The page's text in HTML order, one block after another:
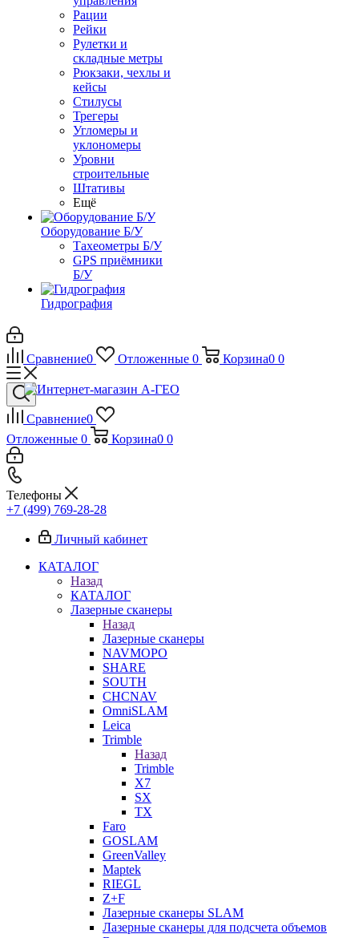
Рации
Рейки
Рулетки и
складные метры
Рюкзаки, чехлы и
кейсы
Стилусы
Трегеры
Угломеры и
уклономеры
Уровни
строительные
Штативы
Ещё
Оборудование Б/У
Тахеометры Б/У
GPS приёмники
Б/У
Гидрография
Сравнение0 Отложенные 0 Корзина0 0
Сравнение0
Отложенные 0 Корзина0 0
Телефоны
+7 (499) 769-28-28
Личный кабинет
КАТАЛОГ
Назад
КАТАЛОГ
Лазерные сканеры
Назад
Лазерные сканеры
NAVMOPO
SHARE
SOUTH
CHCNAV
OmniSLAM
Leica
Trimble
Назад
Trimble
X7
SX
TX
Faro
GOSLAM
GreenValley
Maptek
RIEGL
Z+F
Лазерные сканеры SLAM
Лазерные сканеры для подсчета объемов